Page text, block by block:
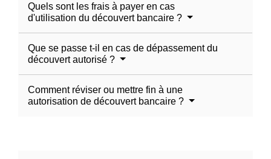
Quels sont les frais à payer en cas
d'utilisation du découvert bancaire ?
Que se passe t-il en cas de dépassement du
découvert autorisé ?
Comment réviser ou mettre fin à une
autorisation de découvert bancaire ?